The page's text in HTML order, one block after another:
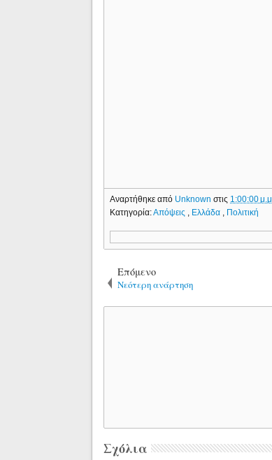
Αναρτήθηκε από Unknownστις 1:00:00 μ.μ.
Κατηγορία:Απόψεις Ελλάδα Πολιτική
Επόμενο
Νεότερη ανάρτηση
Σχόλια